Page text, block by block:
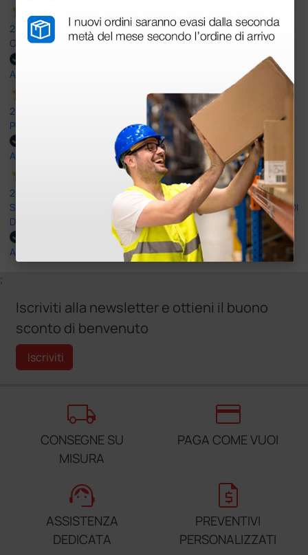
25 Maggio 2026
OTTIMO SITO E OTTIMO SERVIZIO
Acquirente verificato
25 Maggio 2026
Positiva esperienza di acquisto
Acquirente verificato
24 Maggio 2026
SONO UN CLIENTE SODDISFATTO E CHE APPREZZA LA SERIETA' DI
DOCTOR SHOP
Acquirente verificato
;
Iscriviti alla newsletter e ottieni il buono
sconto di benvenuto
Iscriviti
local_shipping
CONSEGNE SU
MISURA
credit_card
PAGA COME VUOI
support_agent
ASSISTENZA
DEDICATA
request_quote
PREVENTIVI
PERSONALIZZATI